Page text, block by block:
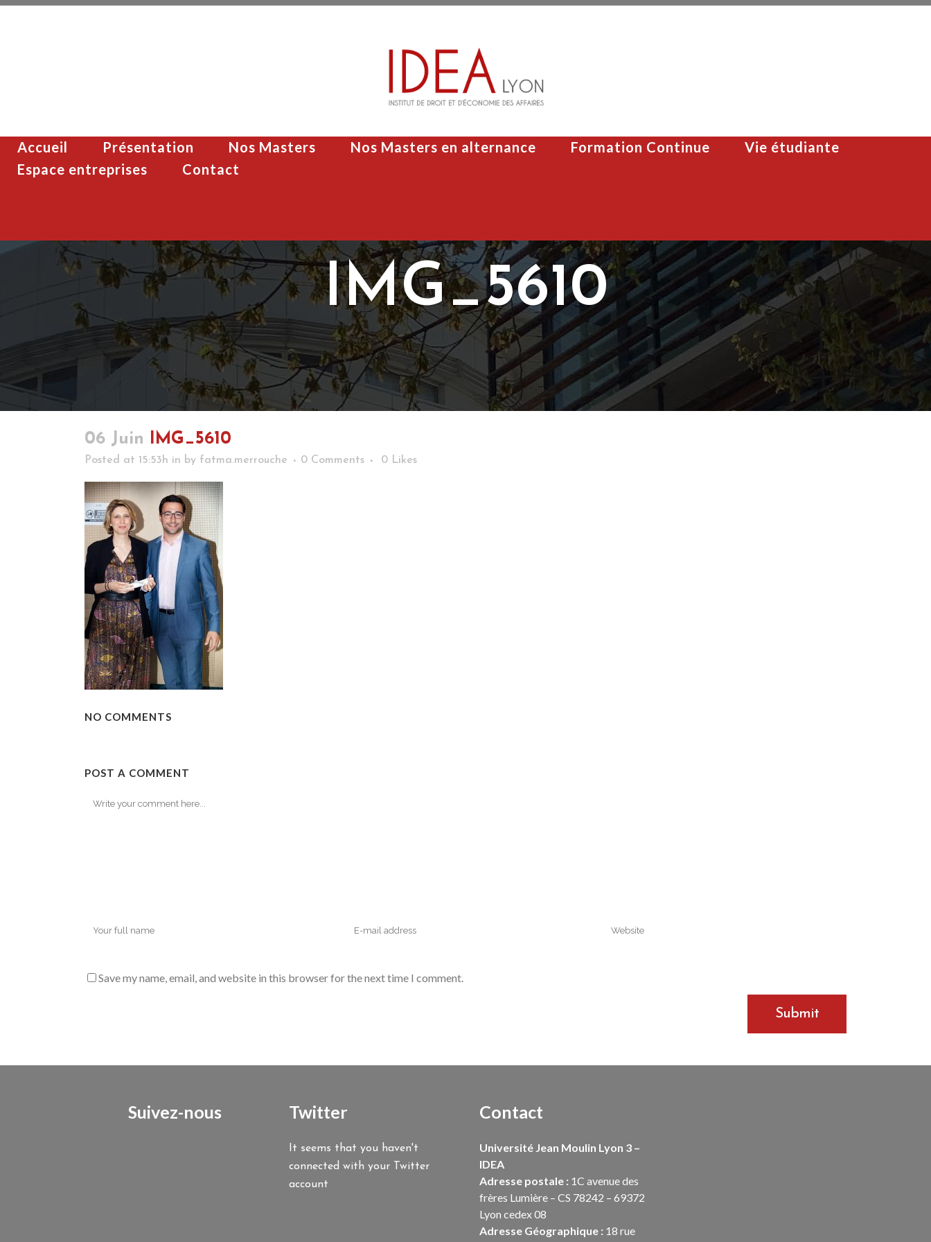
Accueil Présentation Nos Masters Nos Masters en alternance Formation Continue
Vie étudiante
Espace entreprises
Contact
IMG_5610
06 Juin IMG_5610
Posted at 15:53h in by fatma.merrouche 0 Comments 0 Likes
NO COMMENTS
POST A COMMENT
Save my name, email, and website in this browser for the next time I comment.
Suivez-nous Twitter
It seems that you haven't
connected with your Twitter
account
Contact
Université Jean Moulin Lyon 3 –
IDEA
Adresse postale : 1C avenue des
frères Lumière – CS 78242 – 69372
Lyon cedex 08
Adresse Géographique : 18 rue